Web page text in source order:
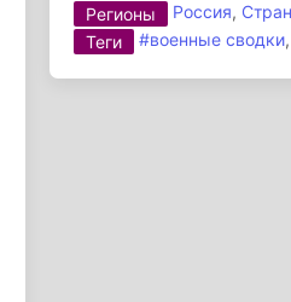
Регионы
Россия,
Теги
#военные сводки